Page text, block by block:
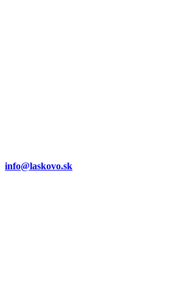
info@laskovo.sk